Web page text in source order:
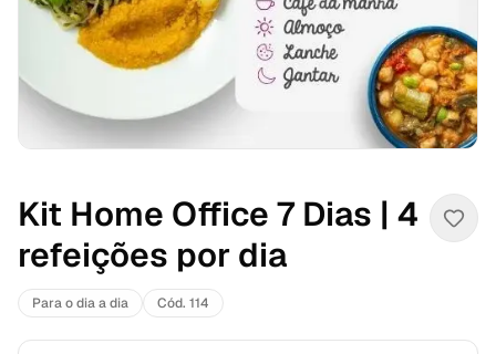
Kit Home Office 7 Dias | 4
refeições por dia
Para o dia a dia Cód. 114